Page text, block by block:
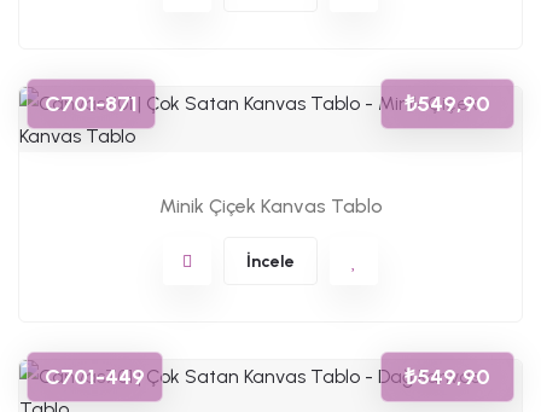
C701-871 ₺549,90
Minik Çiçek Kanvas Tablo
İncele
C701-449 ₺549,90